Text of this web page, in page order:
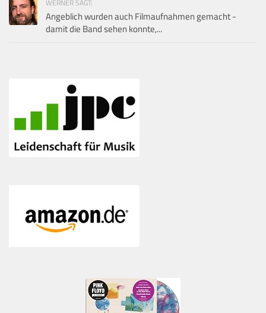
WERNER SAGT:
Angeblich wurden auch Filmaufnahmen gemacht -
damit die Band sehen konnte,...